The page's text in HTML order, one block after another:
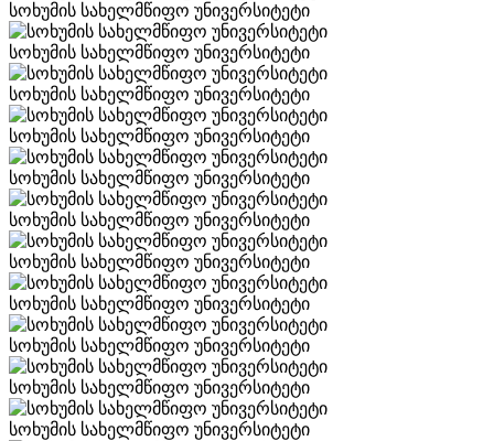
სოხუმის სახელმწიფო უნივერსიტეტი
სოხუმის სახელმწიფო უნივერსიტეტი
სოხუმის სახელმწიფო უნივერსიტეტი
სოხუმის სახელმწიფო უნივერსიტეტი
სოხუმის სახელმწიფო უნივერსიტეტი
სოხუმის სახელმწიფო უნივერსიტეტი
სოხუმის სახელმწიფო უნივერსიტეტი
სოხუმის სახელმწიფო უნივერსიტეტი
სოხუმის სახელმწიფო უნივერსიტეტი
სოხუმის სახელმწიფო უნივერსიტეტი
სოხუმის სახელმწიფო უნივერსიტეტი